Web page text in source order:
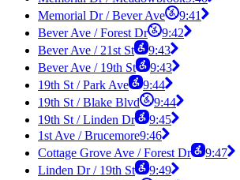
Memorial Dr / Bever Ave
9:41
Bever Ave / Forest Dr
9:42
Bever Ave / 21st St
9:43
Bever Ave / 19th St
9:43
19th St / Park Ave
9:44
19th St / Blake Blvd
9:44
19th St / Linden Dr
9:45
1st Ave / Brucemore9:46
Cottage Grove Ave / Forest Dr
9:47
Linden Dr / 19th St
9:49